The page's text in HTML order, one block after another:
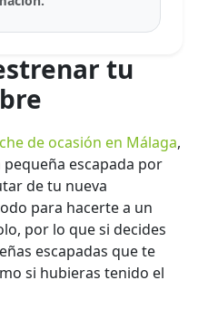
tu
de ocasión en Málaga,
escapada por
de tu nueva
para hacerte a un
por lo que si decides
escapadas que te
si hubieras tenido el